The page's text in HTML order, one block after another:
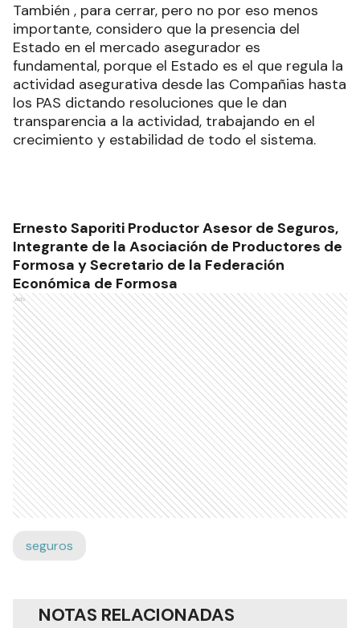
También , para cerrar, pero no por eso menos
importante, considero que la presencia del
Estado en el mercado asegurador es
fundamental, porque el Estado es el que regula la
actividad asegurativa desde las Compañias hasta
los PAS dictando resoluciones que le dan
transparencia a la actividad, trabajando en el
crecimiento y estabilidad de todo el sistema.
Ernesto Saporiti Productor Asesor de Seguros,
Integrante de la Asociación de Productores de
Formosa y Secretario de la Federación
Económica de Formosa
Ads
seguros
NOTAS RELACIONADAS